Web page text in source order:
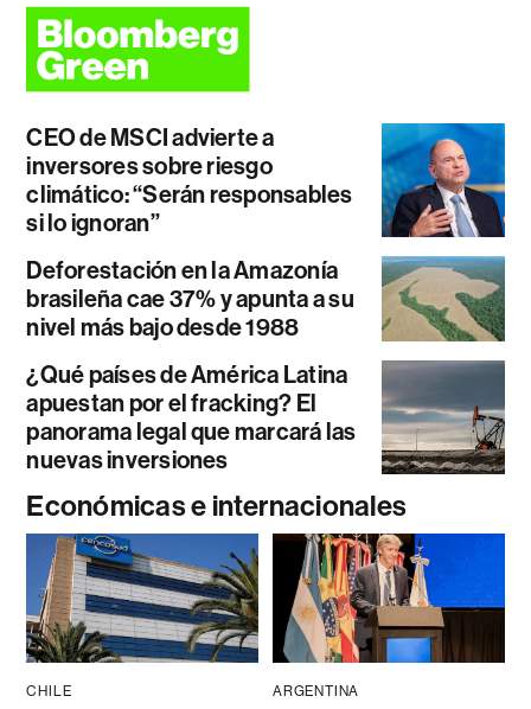
CEO de MSCI advierte a
inversores sobre riesgo
climático: “Serán responsables
si lo ignoran”
Deforestación en la Amazonía
brasileña cae 37% y apunta a su
nivel más bajo desde 1988
¿Qué países de América Latina
apuestan por el fracking? El
panorama legal que marcará las
nuevas inversiones
Económicas e internacionales
CHILE ARGENTINA